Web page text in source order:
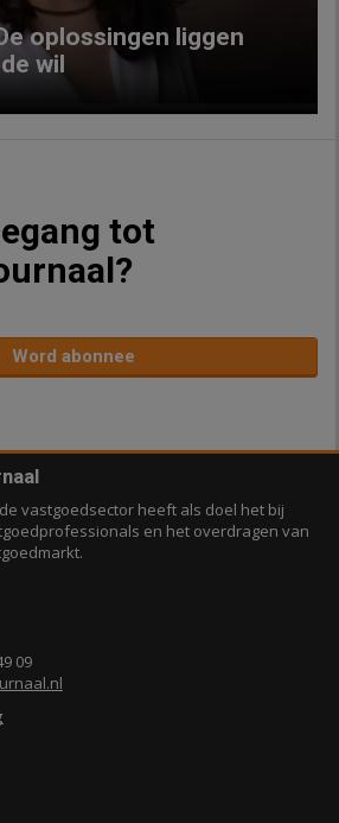
oplossingen liggen
wil
tot
Word abonnee
vastgoedsector heeft als doel het bij
en het overdragen van
09